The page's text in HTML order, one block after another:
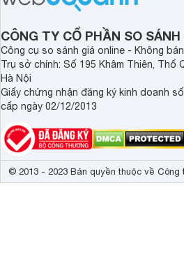
CÔNG TY CỔ PHẦN SO
Công cụ so sánh giá online - Không
Trụ sở chính: Số 195 Khâm Thiên, Thổ
Hà Nội
Giấy chứng nhận đăng ký kinh doanh
cấp ngày 02/12/2013
© 2013 - 2023 Bản quyền thuộc về Công